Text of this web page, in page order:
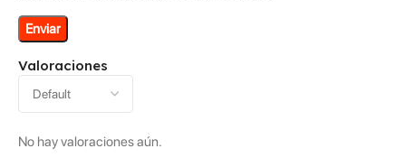
Valoraciones
No hay valoraciones aún.